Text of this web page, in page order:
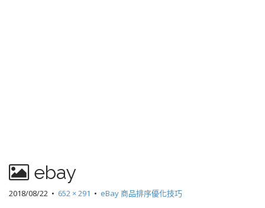
ebay
2018/08/22 • 652 × 291 • eBay 商品排序優化技巧